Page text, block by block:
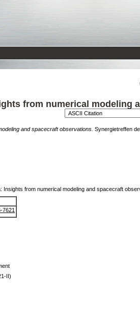
from numerical modeling
and spacecraft observations. Synergietreffen
from numerical modeling and spacecraft
7621
II)